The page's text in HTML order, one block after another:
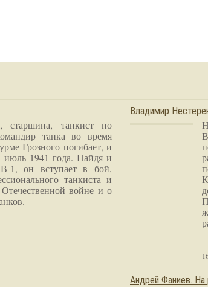
старшина, танкист по
танка во время
Грозного погибает, и
июль 1941 года. Найдя и
1, он вступает в бой,
танкиста и
войне и о
Владимир
Андрей Фаниев. На